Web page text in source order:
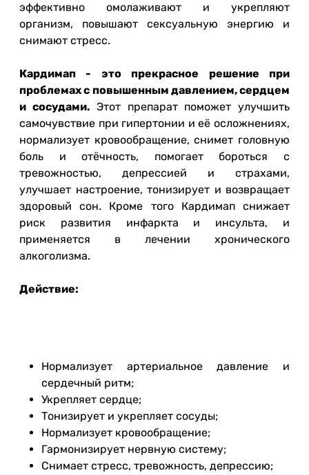
эффективно омолаживают и укрепляют
организм, повышают сексуальную энергию и
снимают стресс.
Кардимап - это прекрасное решение при
проблемах с повышенным давлением, сердцем
и сосудами. Этот препарат поможет улучшить
самочувствие при гипертонии и её осложнениях,
нормализует кровообращение, снимет головную
боль и отёчность, помогает бороться с
тревожностью, депрессией и страхами,
улучшает настроение, тонизирует и возвращает
здоровый сон. Кроме того Кардимап снижает
риск развития инфаркта и инсульта, и
применяется в лечении хронического
алкоголизма.
Действие:
Нормализует артериальное давление и
сердечный ритм;
Укрепляет сердце;
Тонизирует и укрепляет сосуды;
Нормализует кровообращение;
Гармонизирует нервную систему;
Снимает стресс, тревожность, депрессию;